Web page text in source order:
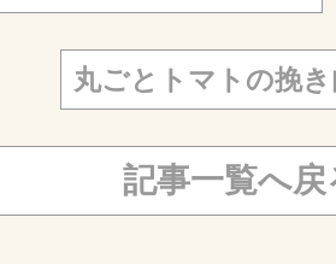
丸ごとトマトの挽
記事一覧へ戻